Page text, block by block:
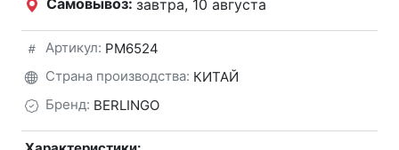
Самовывоз: завтра, 10 августа
Артикул: РM6524
Страна производства: КИТАЙ
Бренд: BERLINGO